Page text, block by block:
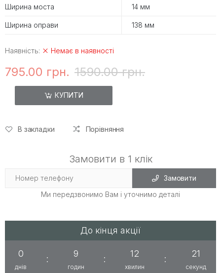
Ширина моста 14 мм
Ширина оправи 138 мм
Наявність: Немає в наявності
795.00 грн. 1590.00 грн.
КУПИТИ
В закладки Порівняння
Замовити в 1 клік
Замовити
Ми передзвонимо Вам і уточнимо деталі
До кінця акції
0
днів
:
9
годин
:
12
хвилин
:
21
секунд